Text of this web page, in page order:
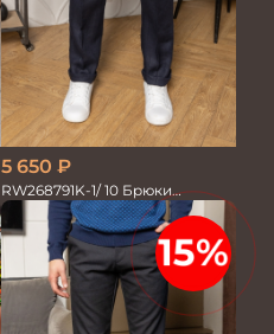
5 650 ₽
RW268791K-1/ 10 Брюки
мужские т.син. 100% Лён
15%